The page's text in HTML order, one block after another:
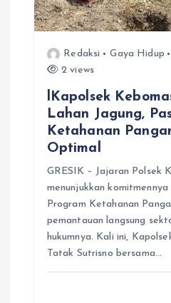
Redaksi Gaya Hidup
2 views
lKapolsek
Lahan Jagung,
Ketahanan
Optimal
GRESIK – Jajaran Polsek
menunjukkan komitmennya
Program Ketahanan
pemantauan langsung
hukumnya. Kali ini,
Tatak Sutrisno bersama…